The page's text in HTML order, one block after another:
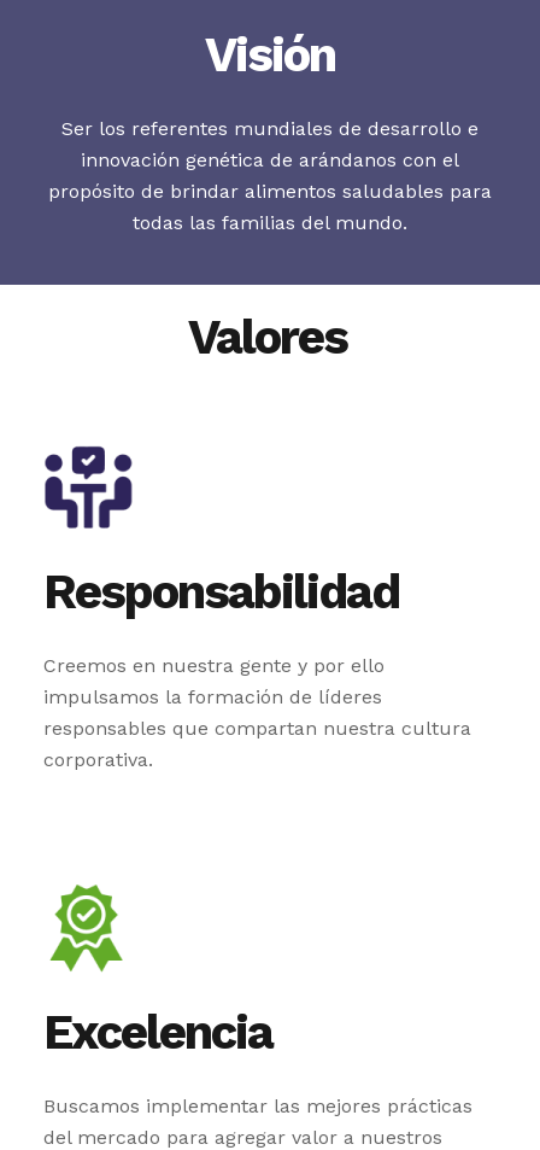
Visión
Ser los referentes mundiales de desarrollo e
innovación genética de arándanos con el
propósito de brindar alimentos saludables para
todas las familias del mundo.
Valores
Responsabilidad
Creemos en nuestra gente y por ello
impulsamos la formación de líderes
responsables que compartan nuestra cultura
corporativa.
Excelencia
Buscamos implementar las mejores prácticas
del mercado para agregar valor a nuestros